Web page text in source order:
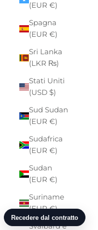
(EUR €)
Spagna
(EUR €)
Sri Lanka
(LKR ₨)
Stati Uniti
(USD $)
Sud Sudan
(EUR €)
Sudafrica
(EUR €)
Sudan
(EUR €)
Suriname
(EUR €)
Svalbard e